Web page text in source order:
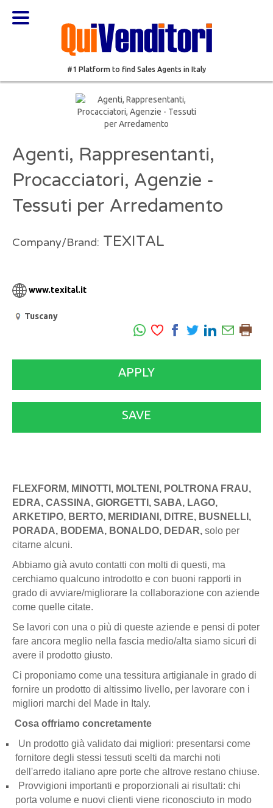
#1 Platform to find Sales Agents in Italy
Agenti, Rappresentanti,
Procacciatori, Agenzie -
Tessuti per Arredamento
Company/Brand: TEXITAL
www.texital.it
Tuscany
APPLY
SAVE
FLEXFORM, MINOTTI, MOLTENI, POLTRONA FRAU,
EDRA, CASSINA, GIORGETTI, SABA, LAGO,
ARKETIPO, BERTO, MERIDIANI, DITRE, BUSNELLI,
PORADA, BODEMA, BONALDO, DEDAR, solo per
citarne alcuni.
Abbiamo già avuto contatti con molti di questi, ma
cerchiamo qualcuno introdotto e con buoni rapporti in
grado di avviare/migliorare la collaborazione con aziende
come quelle citate.
Se lavori con una o più di queste aziende e pensi di poter
fare ancora meglio nella fascia medio/alta siamo sicuri di
avere il prodotto giusto.
Ci proponiamo come una tessitura artigianale in grado di
fornire un prodotto di altissimo livello, per lavorare con i
migliori marchi del Made in Italy.
Cosa offriamo concretamente
Un prodotto già validato dai migliori: presentarsi come
fornitore degli stessi tessuti scelti da marchi noti
dell'arredo italiano apre porte che altrove restano chiuse.
Provvigioni importanti e proporzionali ai risultati: chi
porta volume e nuovi clienti viene riconosciuto in modo